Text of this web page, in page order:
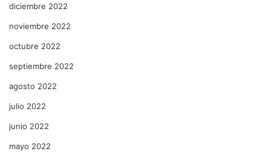
diciembre 2022
noviembre 2022
octubre 2022
septiembre 2022
agosto 2022
julio 2022
junio 2022
mayo 2022